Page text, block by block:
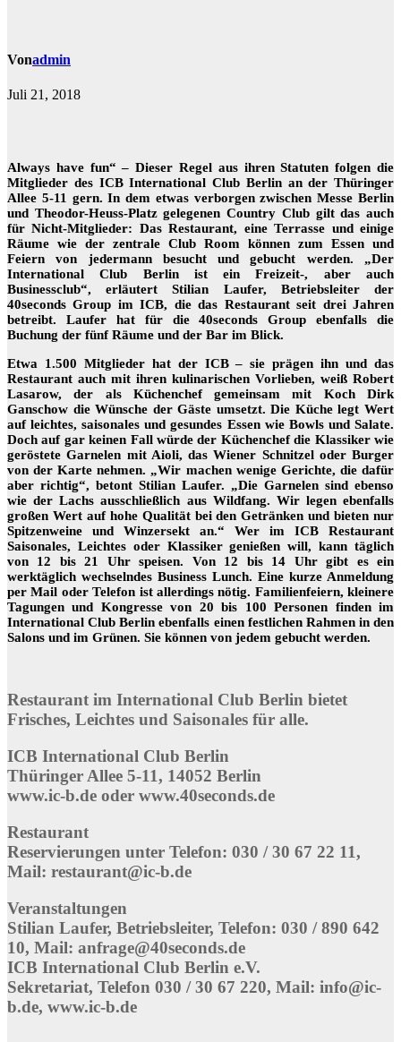
Vonadmin
Juli 21, 2018
Always have fun“ – Dieser Regel aus ihren Statuten folgen die
Mitglieder des ICB International Club Berlin an der Thüringer
Allee 5-11 gern. In dem etwas verborgen zwischen Messe Berlin
und Theodor-Heuss-Platz gelegenen Country Club gilt das auch
für Nicht-Mitglieder: Das Restaurant, eine Terrasse und einige
Räume wie der zentrale Club Room können zum Essen und
Feiern von jedermann besucht und gebucht werden. „Der
International Club Berlin ist ein Freizeit-, aber auch
Businessclub“, erläutert Stilian Laufer, Betriebsleiter der
40seconds Group im ICB, die das Restaurant seit drei Jahren
betreibt. Laufer hat für die 40seconds Group ebenfalls die
Buchung der fünf Räume und der Bar im Blick.
Etwa 1.500 Mitglieder hat der ICB – sie prägen ihn und das
Restaurant auch mit ihren kulinarischen Vorlieben, weiß Robert
Lasarow, der als Küchenchef gemeinsam mit Koch Dirk
Ganschow die Wünsche der Gäste umsetzt. Die Küche legt Wert
auf leichtes, saisonales und gesundes Essen wie Bowls und Salate.
Doch auf gar keinen Fall würde der Küchenchef die Klassiker wie
geröstete Garnelen mit Aioli, das Wiener Schnitzel oder Burger
von der Karte nehmen. „Wir machen wenige Gerichte, die dafür
aber richtig“, betont Stilian Laufer. „Die Garnelen sind ebenso
wie der Lachs ausschließlich aus Wildfang. Wir legen ebenfalls
großen Wert auf hohe Qualität bei den Getränken und bieten nur
Spitzenweine und Winzersekt an.“ Wer im ICB Restaurant
Saisonales, Leichtes oder Klassiker genießen will, kann täglich
von 12 bis 21 Uhr speisen. Von 12 bis 14 Uhr gibt es ein
werktäglich wechselndes Business Lunch. Eine kurze Anmeldung
per Mail oder Telefon ist allerdings nötig. Familienfeiern, kleinere
Tagungen und Kongresse von 20 bis 100 Personen finden im
International Club Berlin ebenfalls einen festlichen Rahmen in den
Salons und im Grünen. Sie können von jedem gebucht werden.
Restaurant im International Club Berlin bietet
Frisches, Leichtes und Saisonales für alle.
ICB International Club Berlin
Thüringer Allee 5-11, 14052 Berlin
www.ic-b.de oder www.40seconds.de
Restaurant
Reservierungen unter Telefon: 030 / 30 67 22 11,
Mail: restaurant@ic-b.de
Veranstaltungen
Stilian Laufer, Betriebsleiter, Telefon: 030 / 890 642
10, Mail: anfrage@40seconds.de
ICB International Club Berlin e.V.
Sekretariat, Telefon 030 / 30 67 220, Mail: info@ic-
b.de, www.ic-b.de